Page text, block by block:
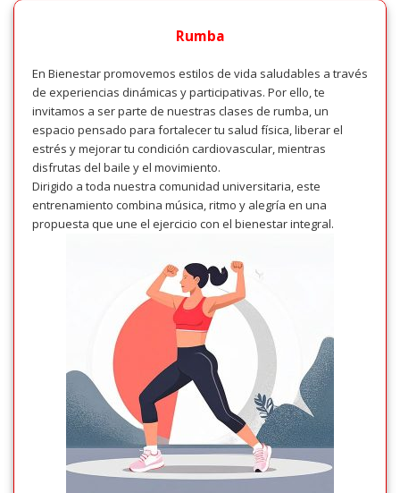
Rumba
En Bienestar promovemos estilos de vida saludables a través
de experiencias dinámicas y participativas. Por ello, te
invitamos a ser parte de nuestras clases de rumba, un
espacio pensado para fortalecer tu salud física, liberar el
estrés y mejorar tu condición cardiovascular, mientras
disfrutas del baile y el movimiento.
Dirigido a toda nuestra comunidad universitaria, este
entrenamiento combina música, ritmo y alegría en una
propuesta que une el ejercicio con el bienestar integral.